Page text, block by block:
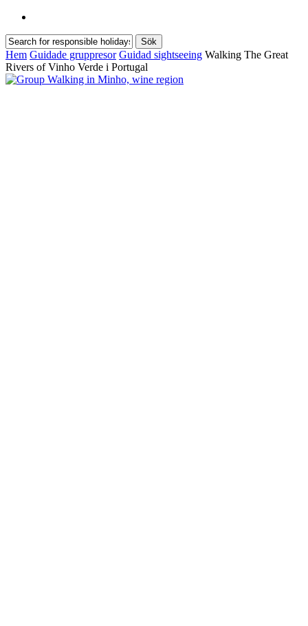
Sök
Stäng
sökning
Hem Guidade gruppresor Guidad sightseeing Walking The Great
Rivers of Vinho Verde i Portugal